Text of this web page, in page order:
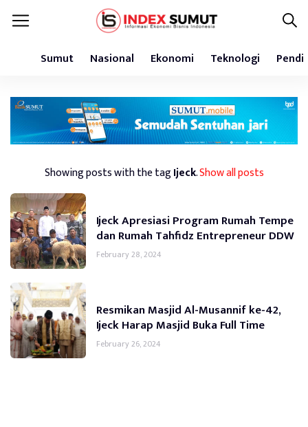
Sumut Nasional Ekonomi Teknologi
Showing posts with the tagIjeck.Show all posts
Ijeck Apresiasi Program Rumah Tempe
dan Rumah Tahfidz Entrepreneur DDW
February 28, 2024
Resmikan Masjid Al-Musannif ke-42,
Ijeck Harap Masjid Buka Full Time
February 26, 2024